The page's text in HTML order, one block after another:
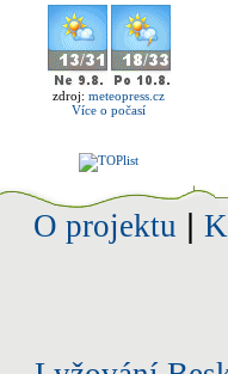
zdroj: meteopress.cz
Více o počasí
O projektu